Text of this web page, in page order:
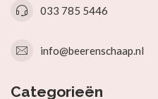
033 785 5446
info@beerenschaap.nl
Categorieën